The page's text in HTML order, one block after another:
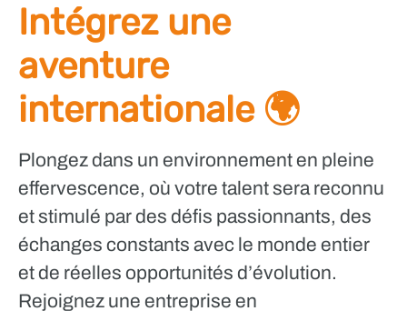
Intégrez une
aventure
internationale 🌍
Plongez dans un environnement en pleine
effervescence, où votre talent sera reconnu
et stimulé par des défis passionnants, des
échanges constants avec le monde entier
et de réelles opportunités d’évolution.
Rejoignez une entreprise en